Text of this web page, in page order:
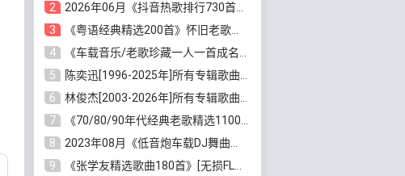
2
2026年06月《抖音热歌排行730首》最火热门歌曲整理[高品质MP3/320K/5.35GB]百度云网盘下载
3
《粤语经典精选200首》怀旧老歌大全[无损FLAC/MP3/6.77GB]百度云网盘下载
4
《车载音乐/老歌珍藏一人一首成名曲12CD》[无损WAV分轨+MP3/6.79GB]百度云网盘下载
5
陈奕迅[1996-2025年]所有专辑歌曲合集[无损FLAC/MP3/48.18GB]百度云网盘下载
6
林俊杰[2003-2026年]所有专辑歌曲全集[无损FLAC/MP3/13.05GB]百度云网盘下载
7
《70/80/90年代经典老歌精选1100首》[高品质MP3/320K/10GB]百度云网盘下载
8
2023年08月《低音炮车载DJ舞曲排行360首》劲爆歌曲合集[高品质MP3/320K/2.86GB]百度云网盘下载
9
《张学友精选歌曲180首》[无损FLAC/MP3/6.26GB]百度云网盘下载